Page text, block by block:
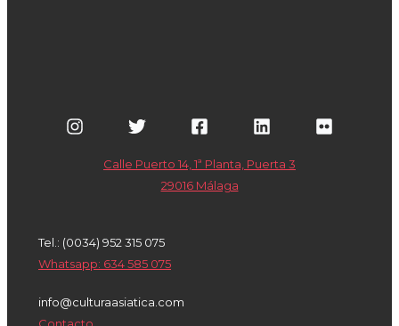
Calle Puerto 14, 1ª Planta, Puerta 3
29016 Málaga
Tel.: (0034) 952 315 075
Whatsapp: 634 585 075
info@culturaasiatica.com
Contacto